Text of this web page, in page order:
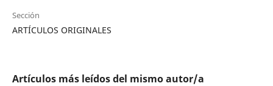
Sección
ARTÍCULOS ORIGINALES
Artículos más leídos del mismo autor/a